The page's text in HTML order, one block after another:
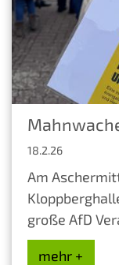
18.2.26
Am
große AfD
mehr +